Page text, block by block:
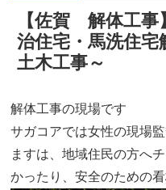
【佐賀 解体工
治住宅・馬洗住
土木工事～
解体工事の現場です
サガコアでは女性の現場
ますは、地域住民の方へ
かったり、安全のための